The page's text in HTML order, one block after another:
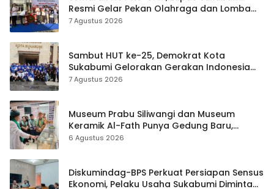
Resmi Gelar Pekan Olahraga dan Lomba
Tradisional
7 Agustus 2026
Sambut HUT ke-25, Demokrat Kota
Sukabumi Gelorakan Gerakan Indonesia
ASRI Lewat Aksi Bersih Masjid Agung
7 Agustus 2026
Museum Prabu Siliwangi dan Museum
Keramik Al-Fath Punya Gedung Baru,
Hampir 500 Koleksi Dipisahkan
6 Agustus 2026
Diskumindag-BPS Perkuat Persiapan Sensus
Ekonomi, Pelaku Usaha Sukabumi Diminta